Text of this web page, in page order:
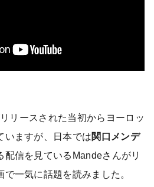
リースされた当初からヨーロッ
いますが、日本では関口メンデ
配信を見ているMandeさんがリ
一気に話題を読みました。